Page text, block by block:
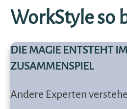
WorkStyle so
DIE MAGIE ENTSTEHT IM
ZUSAMMENSPIEL
Andere Experten